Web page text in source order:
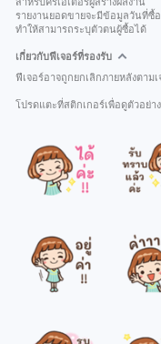
รายงานยอดขายจะมีข้อมูลวันที่ซื้
ทำให้สามารถระบุตัวตนผู้ซื้อได้
เกี่ยวกับฟีเจอร์ที่รองรับ
ฟีเจอร์อาจถูกยกเลิกภายหลังตาม
โปรดแตะที่สติกเกอร์เพื่อดูตัวอย่าง